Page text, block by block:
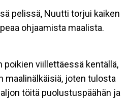
pelissä, Nuutti torjui kaiken
ohjaamista maalista.
poikien viillettäessä kentällä,
maalinälkäisiä, joten tulosta
töitä puolustuspäähän ja